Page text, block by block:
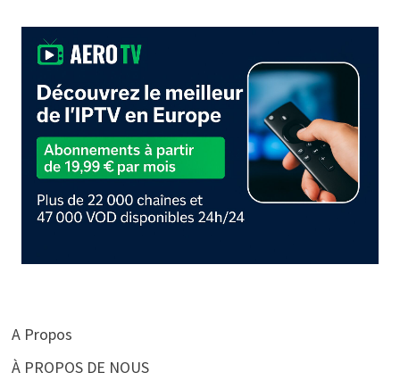
A Propos
À PROPOS DE NOUS